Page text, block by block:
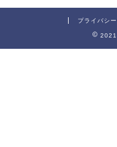
プライバシ